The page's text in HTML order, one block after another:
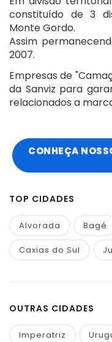
constituído de 3
Monte Gordo.
Assim
2007.
Empresas de
da Sanviz para
relacionados a
CONHEÇA
TOP CIDADES
Alvorada Bagé
Caxias do Sul
OUTRAS CIDADES
Imperatriz